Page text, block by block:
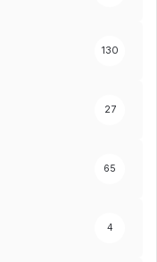
130
27
65
4